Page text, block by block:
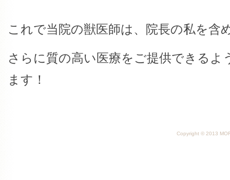
これで当院の獣医師は、院長の私を含
さらに質の高い医療をご提供できるよ
ます！
Copyright © 2013